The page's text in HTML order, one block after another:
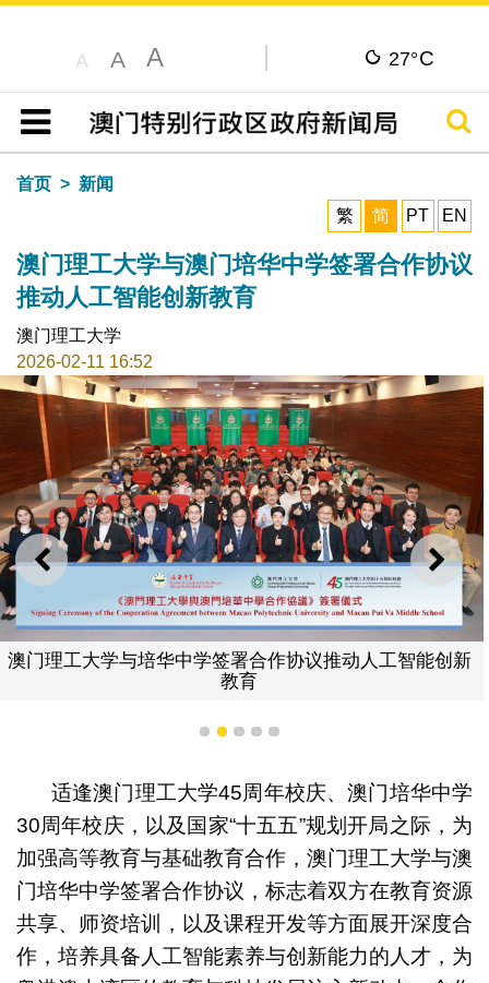
A A A 27°C
目录
搜寻
首页
新闻
繁
简 PT EN
澳门理工大学与澳门培华中学签署合作协议
推动人工智能创新教育
澳门理工大学
2026-02-11 16:52
上一则 下一
澳门理工大学与培华中学签署合作协议推动人工智能创新
教育
1 2 3 4 5
适逢澳门理工大学45周年校庆、澳门培华中学
30周年校庆，以及国家“十五五”规划开局之际，为
加强高等教育与基础教育合作，澳门理工大学与澳
门培华中学签署合作协议，标志着双方在教育资源
共享、师资培训，以及课程开发等方面展开深度合
作，培养具备人工智能素养与创新能力的人才，为